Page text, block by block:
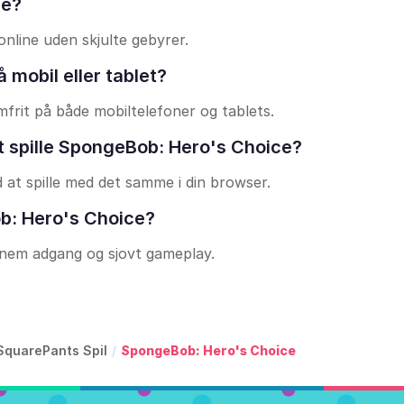
uden skjulte gebyrer.
mobil eller tablet?
på både mobiltelefoner og tablets.
SpongeBob: Hero's Choice?
spille med det samme i din browser.
Hero's Choice?
adgang og sjovt gameplay.
Spil / SpongeBob: Hero's Choice